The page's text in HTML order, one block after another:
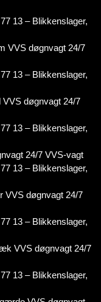
13 – Blikkenslager,
VVS døgnvagt 24/7
13 – Blikkenslager,
døgnvagt 24/7
13 – Blikkenslager,
24/7 VVS-vagt
13 – Blikkenslager,
VVS døgnvagt 24/7
13 – Blikkenslager,
VVS døgnvagt 24/7
13 – Blikkenslager,